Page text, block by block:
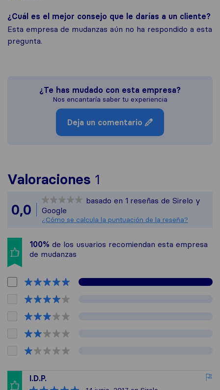
¿Cuál es el mejor consejo que le darías a un cliente?
Esta empresa de mudanzas aún no ha respondido a esta
pregunta.
¿Te has mudado con esta empresa?
Nos encantaría saber tu experiencia
Deja un comentario
Valoraciones 1
Todas las reseñas
0,0
basado en 1 reseñas de Sirelo y
Google
¿Cómo se calcula la puntuación de la reseña?
100% de los usuarios recomiendan esta empresa
de mudanzas
I.D.P.